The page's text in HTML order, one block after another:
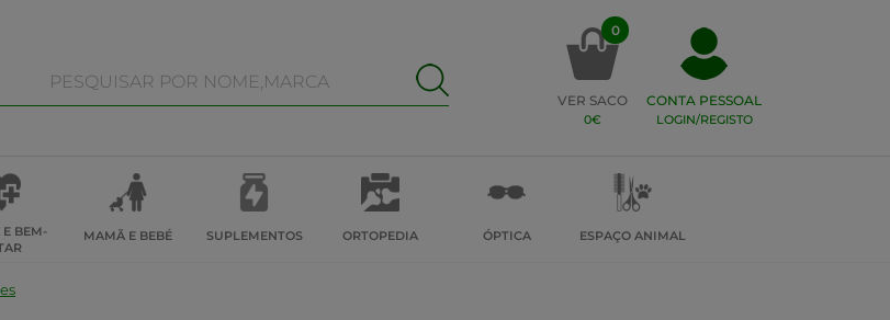
0
VER SACO
0€
CONTA PESSOAL
LOGIN/REGISTO
E BEM-
MAMÃ E BEBÉ SUPLEMENTOS ORTOPEDIA ÓPTICA ESPAÇO ANIMAL